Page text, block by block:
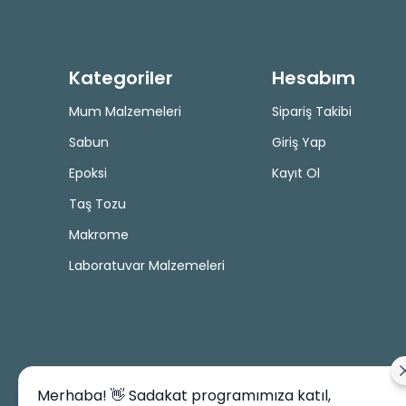
Kategoriler
Mum Malzemeleri
Sabun
Epoksi
Taş Tozu
Makrome
Laboratuvar Malzemeleri
Hesabım
Sipariş Takibi
Giriş Yap
Kayıt Ol
Merhaba! 👋 Sadakat programımıza katıl,